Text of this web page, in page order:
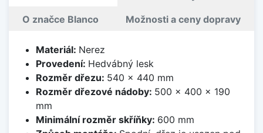
O značce Blanco Možnosti a ceny dopravy
Materiál: Nerez
Provedení: Hedvábný lesk
Rozměr dřezu: 540 x 440 mm
Rozměr dřezové nádoby: 500 x 400 x 190
mm
Minimální rozměr skříňky: 600 mm